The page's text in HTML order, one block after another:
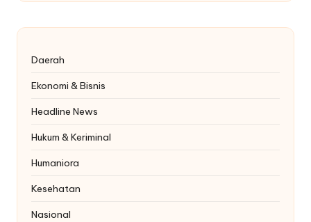
Daerah
Ekonomi & Bisnis
Headline News
Hukum & Keriminal
Humaniora
Kesehatan
Nasional